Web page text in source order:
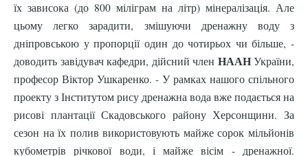
їх зависока (до 800 міліграм на літр) мінералізація. Але
цьому легко зарадити, змішуючи дренажну воду з
дніпровською у пропорції один до чотирьох чи більше, -
доводить завідувач кафедри, дійсний член НААНУкраїни,
професор Віктор Ушкаренко. - У рамках нашого спільного
проекту з Інститутом рису дренажна вода вже подається на
рисові плантації Скадовського району Херсонщини. За
сезон на їх полив використовують майже сорок мільйонів
кубометрів річкової води, і майже вісім - дренажної.